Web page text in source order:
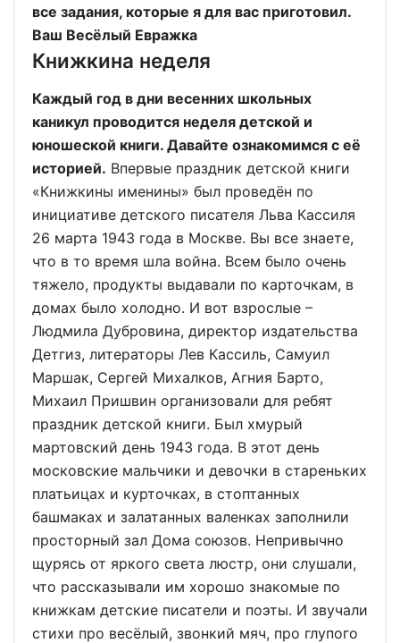
все задания, которые я для вас приготовил.
Ваш Весёлый Евражка
Книжкина неделя
Каждый год в дни весенних школьных
каникул проводится неделя детской и
юношеской книги. Давайте ознакомимся с её
историей. Впервые праздник детской книги
«Книжкины именины» был проведён по
инициативе детского писателя Льва Кассиля
26 марта 1943 года в Москве. Вы все знаете,
что в то время шла война. Всем было очень
тяжело, продукты выдавали по карточкам, в
домах было холодно. И вот взрослые –
Людмила Дубровина, директор издательства
Детгиз, литераторы Лев Кассиль, Самуил
Маршак, Сергей Михалков, Агния Барто,
Михаил Пришвин организовали для ребят
праздник детской книги. Был хмурый
мартовский день 1943 года. В этот день
московские мальчики и девочки в стареньких
платьицах и курточках, в стоптанных
башмаках и залатанных валенках заполнили
просторный зал Дома союзов. Непривычно
щурясь от яркого света люстр, они слушали,
что рассказывали им хорошо знакомые по
книжкам детские писатели и поэты. И звучали
стихи про весёлый, звонкий мяч, про глупого